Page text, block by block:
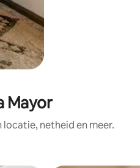
Mayor
netheid en meer.